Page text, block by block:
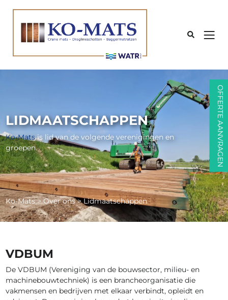
LIDMAATSCHAPPEN
Ko-Matsis lid van de volgende verenigingen en
groepen.
Ko-Mats>Over ons>Lidmaatschappen
OFFERTE AANVRAGEN
VDBUM
De VDBUM (Vereniging van de bouwsector, milieu- en
machinebouwtechniek) is een brancheorganisatie die
vakmensen en bedrijven met elkaar verbindt, opleidt en